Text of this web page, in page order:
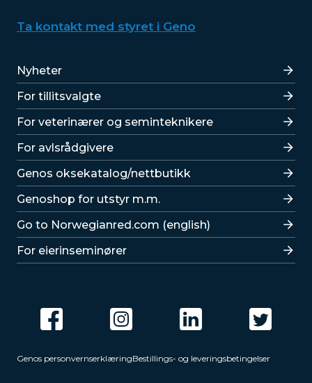
Ta kontakt med styret i Geno
Lenker
Nyheter
For tillitsvalgte
For veterinærer og seminteknikere
For avlsrådgivere
Lenker
Genos oksekatalog/nettbutikk
Genoshop for utstyr m.m.
Go to Norwegianred.com (english)
For eierinseminører
Genos personvernserklæringBestillings- og leveringsbetingelser